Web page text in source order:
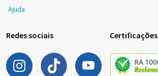
Ajuda
Redes sociais Certificações